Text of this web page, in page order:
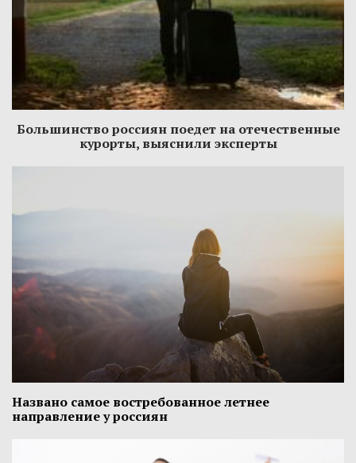
Большинство россиян поедет на отечественные
курорты, выяснили эксперты
Названо самое востребованное летнее
направление у россиян